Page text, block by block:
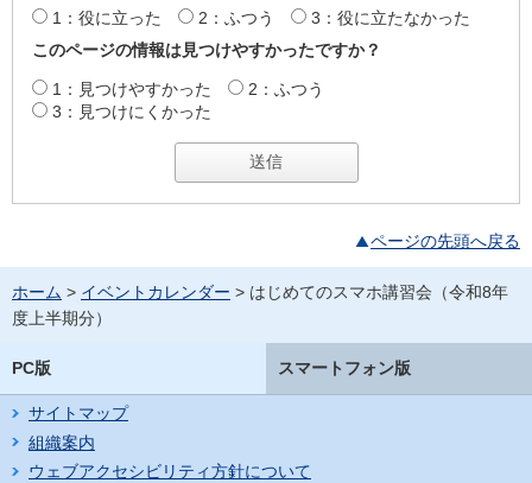
1：役に立った 2：ふつう
3：役に立たなかった
このページの情報は見つけやすかったですか？
1：見つけやすかった
2：ふつう
3：見つけにくかった
ページの先頭へ戻る
ホーム > イベントカレンダー > はじめてのスマホ講習会（令和8年
度上半期分）
PC版 スマートフォン版
サイトマップ
組織案内
ウェブアクセシビリティ方針について